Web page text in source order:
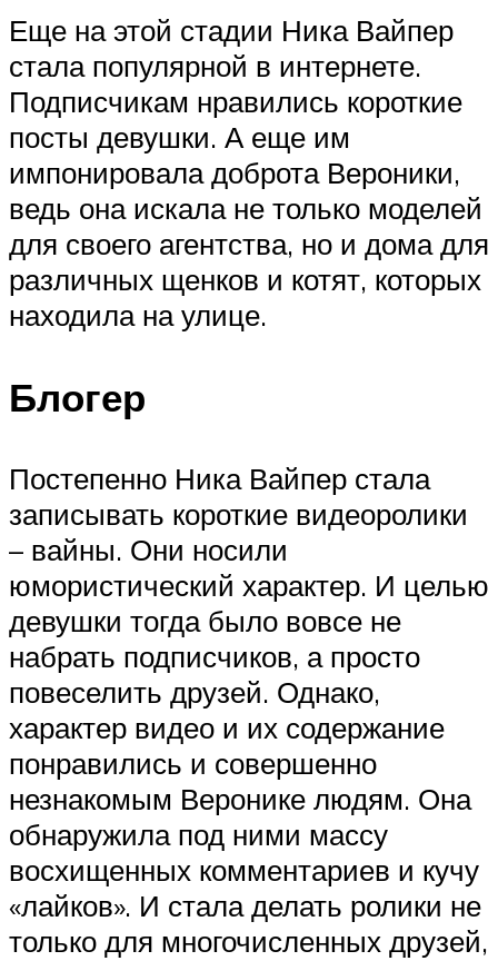
Еще на этой стадии Ника Вайпер
стала популярной в интернете.
Подписчикам нравились короткие
посты девушки. А еще им
импонировала доброта Вероники,
ведь она искала не только моделей
для своего агентства, но и дома для
различных щенков и котят, которых
находила на улице.
Блогер
Постепенно Ника Вайпер стала
записывать короткие видеоролики
– вайны. Они носили
юмористический характер. И целью
девушки тогда было вовсе не
набрать подписчиков, а просто
повеселить друзей. Однако,
характер видео и их содержание
понравились и совершенно
незнакомым Веронике людям. Она
обнаружила под ними массу
восхищенных комментариев и кучу
«лайков». И стала делать ролики не
только для многочисленных друзей,